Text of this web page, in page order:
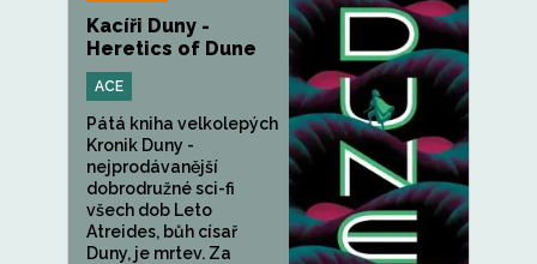
Kacíři Duny -
Heretics of Dune
ACE
Pátá kniha velkolepých
Kronik Duny -
nejprodávanější
dobrodružné sci-fi
všech dob Leto
Atreides, bůh císař
Duny, je mrtev. Za